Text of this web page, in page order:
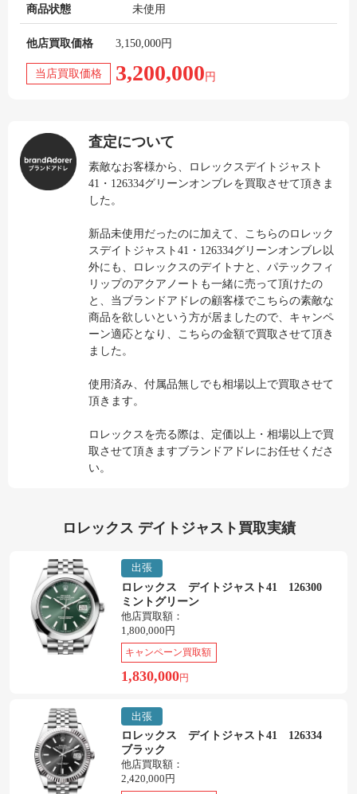
商品状態 未使用
他店買取価格 3,150,000円
当店買取価格 3,200,000 円
査定について
素敵なお客様から、ロレックスデイトジャスト
41・126334グリーンオンブレを買取させて頂きま
した。
新品未使用だったのに加えて、こちらのロレック
スデイトジャスト41・126334グリーンオンブレ以
外にも、ロレックスのデイトナと、パテックフィ
リップのアクアノートも一緒に売って頂けたの
と、当ブランドアドレの顧客様でこちらの素敵な
商品を欲しいという方が居ましたので、キャンペ
ーン適応となり、こちらの金額で買取させて頂き
ました。
使用済み、付属品無しでも相場以上で買取させて
頂きます。
ロレックスを売る際は、定価以上・相場以上で買
取させて頂きますブランドアドレにお任せくださ
い。
ロレックス デイトジャスト買取実績
出張
ロレックス デイトジャスト41 126300
ミントグリーン
他店買取額：
1,800,000円
キャンペーン買取額
1,830,000円
出張
ロレックス デイトジャスト41 126334
ブラック
他店買取額：
2,420,000円